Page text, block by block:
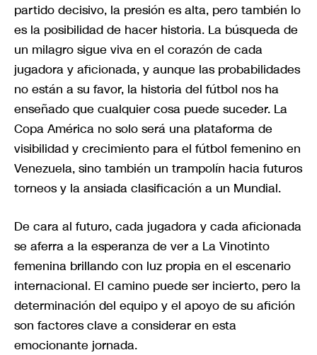
partido decisivo, la presión es alta, pero también lo
es la posibilidad de hacer historia. La búsqueda de
un milagro sigue viva en el corazón de cada
jugadora y aficionada, y aunque las probabilidades
no están a su favor, la historia del fútbol nos ha
enseñado que cualquier cosa puede suceder. La
Copa América no solo será una plataforma de
visibilidad y crecimiento para el fútbol femenino en
Venezuela, sino también un trampolín hacia futuros
torneos y la ansiada clasificación a un Mundial.
De cara al futuro, cada jugadora y cada aficionada
se aferra a la esperanza de ver a La Vinotinto
femenina brillando con luz propia en el escenario
internacional. El camino puede ser incierto, pero la
determinación del equipo y el apoyo de su afición
son factores clave a considerar en esta
emocionante jornada.